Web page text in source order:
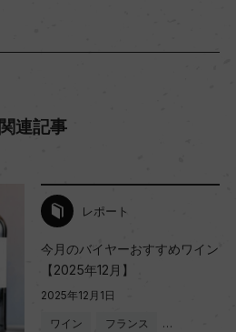
関連記事
レポート
今月のバイヤーおすすめワイン
【2025年12月】
2025年12月1日
ワイン フランス …